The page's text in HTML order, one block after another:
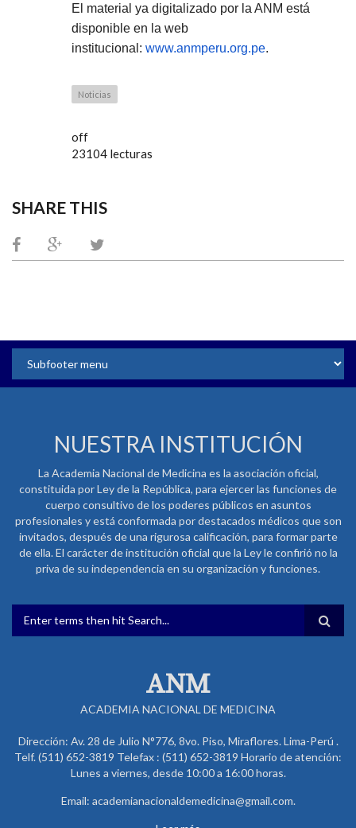
El material ya digitalizado por la ANM está
disponible en la web
institucional: www.anmperu.org.pe.
Noticias
off
23104 lecturas
SHARE THIS
NUESTRA INSTITUCIÓN
La Academia Nacional de Medicina es la asociación oficial,
constituida por Ley de la República, para ejercer las funciones de
cuerpo consultivo de los poderes públicos en asuntos
profesionales y está conformada por destacados médicos que son
invitados, después de una rigurosa calificación, para formar parte
de ella. El carácter de institución oficial que la Ley le confirió no la
priva de su independencia en su organización y funciones.
FORMULARIO DE BÚSQUEDA
ANM
ACADEMIA NACIONAL DE MEDICINA
Dirección: Av. 28 de Julio N°776, 8vo. Piso, Miraflores. Lima-Perú .
Telf. (511) 652-3819 Telefax : (511) 652-3819 Horario de atención:
Lunes a viernes, desde 10:00 a 16:00 horas.
Email: academianacionaldemedicina@gmail.com.